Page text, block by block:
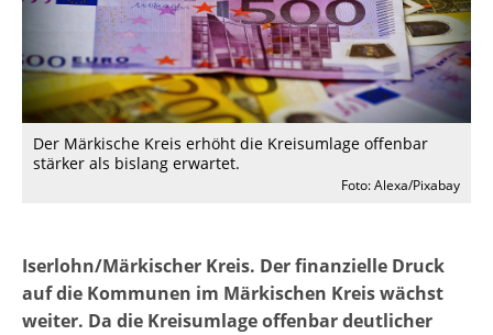
Der Märkische Kreis erhöht die Kreisumlage offenbar
stärker als bislang erwartet.
Foto: Alexa/Pixabay
Iserlohn/Märkischer Kreis. Der finanzielle Druck
auf die Kommunen im Märkischen Kreis wächst
weiter. Da die Kreisumlage offenbar deutlicher